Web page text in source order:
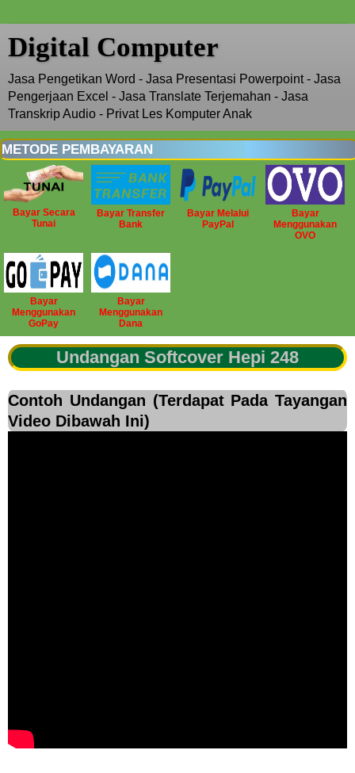
Digital Computer
Jasa Pengetikan Word - Jasa Presentasi Powerpoint - Jasa
Pengerjaan Excel - Jasa Translate Terjemahan - Jasa
Transkrip Audio - Privat Les Komputer Anak
METODE PEMBAYARAN
Bayar Secara
Tunai
Bayar Transfer
Bank
Bayar Melalui
PayPal
Bayar
Menggunakan
OVO
Bayar
Menggunakan
GoPay
Bayar
Menggunakan
Dana
Undangan Softcover Hepi 248
Contoh Undangan (Terdapat Pada Tayangan
Video Dibawah Ini)